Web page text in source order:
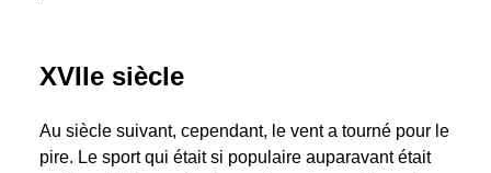
XVIIe siècle
Au siècle suivant, cependant, le vent a tourné pour le
pire. Le sport qui était si populaire auparavant était